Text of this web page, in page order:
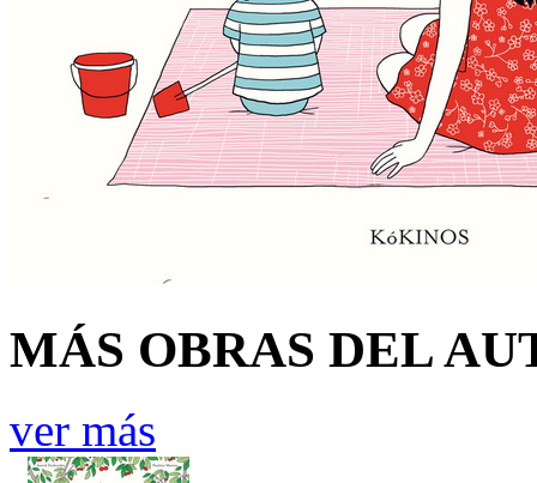
MÁS OBRAS DEL
ver más